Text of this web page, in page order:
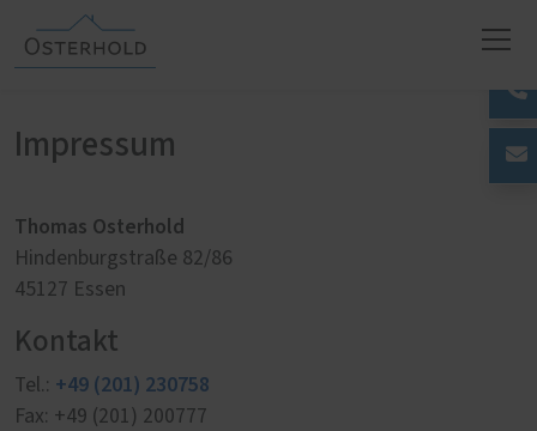
Impressum
Thomas Osterhold
Hindenburgstraße 82/86
45127 Essen
Kontakt
Tel.: +49 (201) 230758
Fax: +49 (201) 200777